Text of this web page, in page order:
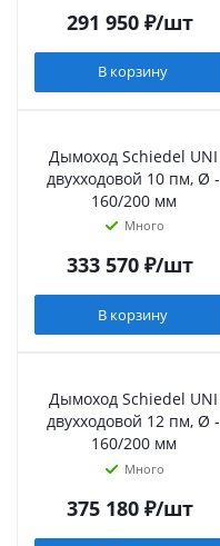
291 950₽/шт
В корзину
Дымоход Schiedel UNI
двухходовой 10 пм, Ø -
160/200 мм
Много
333 570₽/шт
В корзину
Дымоход Schiedel UNI
двухходовой 12 пм, Ø -
160/200 мм
Много
375 180₽/шт